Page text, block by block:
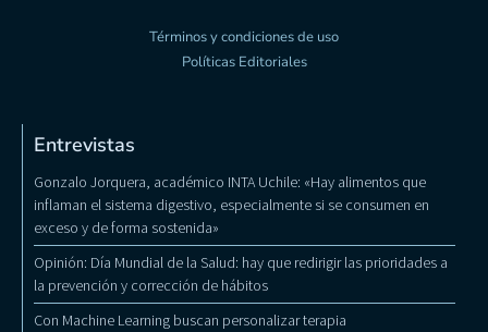
Términos y condiciones de uso
Políticas Editoriales
Entrevistas
Gonzalo Jorquera, académico INTA Uchile: «Hay alimentos que
inflaman el sistema digestivo, especialmente si se consumen en
exceso y de forma sostenida»
Opinión: Día Mundial de la Salud: hay que redirigir las prioridades a
la prevención y corrección de hábitos
Con Machine Learning buscan personalizar terapia